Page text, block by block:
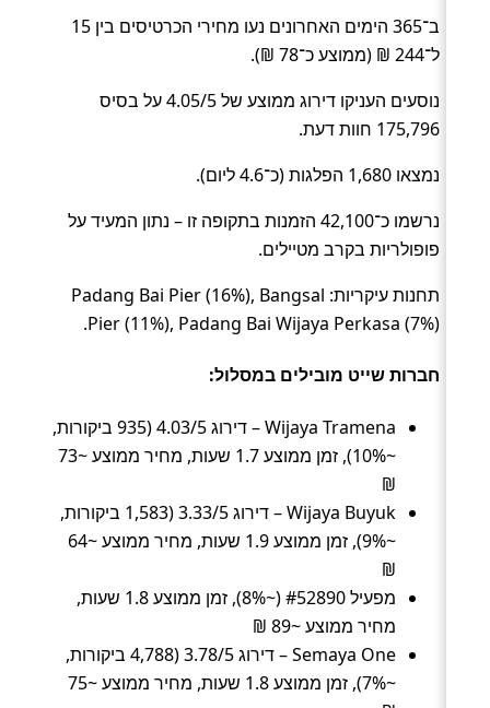
ב־365 הימים האחרונים נעו מחירי הכרטיסים בין 15
ל־244 ₪ (ממוצע כ־78 ₪).
נוסעים העניקו דירוג ממוצע של 4.05/5 על בסיס
175,796 חוות דעת.
נמצאו 1,680 הפלגות (כ־4.6 ליום).
נרשמו כ־42,100 הזמנות בתקופה זו – נתון המעיד על
פופולריות בקרב מטיילים.
תחנות עיקריות: Padang Bai Pier (16%), Bangsal
Pier (11%), Padang Bai Wijaya Perkasa (7%).
חברות שייט מובילים במסלול:
Wijaya Tramena – דירוג 4.03/5 (935 ביקורות,
~10%), זמן ממוצע 1.7 שעות, מחיר ממוצע ~73
₪
Wijaya Buyuk – דירוג 3.33/5 (1,583 ביקורות,
~9%), זמן ממוצע 1.9 שעות, מחיר ממוצע ~64
₪
מפעיל #52890 (~8%), זמן ממוצע 1.8 שעות,
מחיר ממוצע ~89 ₪
Semaya One – דירוג 3.78/5 (4,788 ביקורות,
~7%), זמן ממוצע 1.8 שעות, מחיר ממוצע ~75